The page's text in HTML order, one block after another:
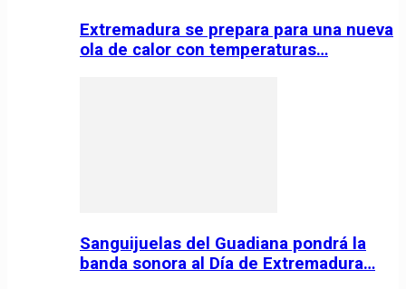
Extremadura se prepara para una nueva
ola de calor con temperaturas…
Sanguijuelas del Guadiana pondrá la
banda sonora al Día de Extremadura…